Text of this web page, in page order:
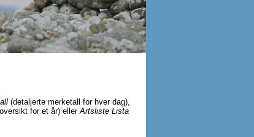
(detaljerte merketall for hver dag),
for et år) ellerArtsliste Lista